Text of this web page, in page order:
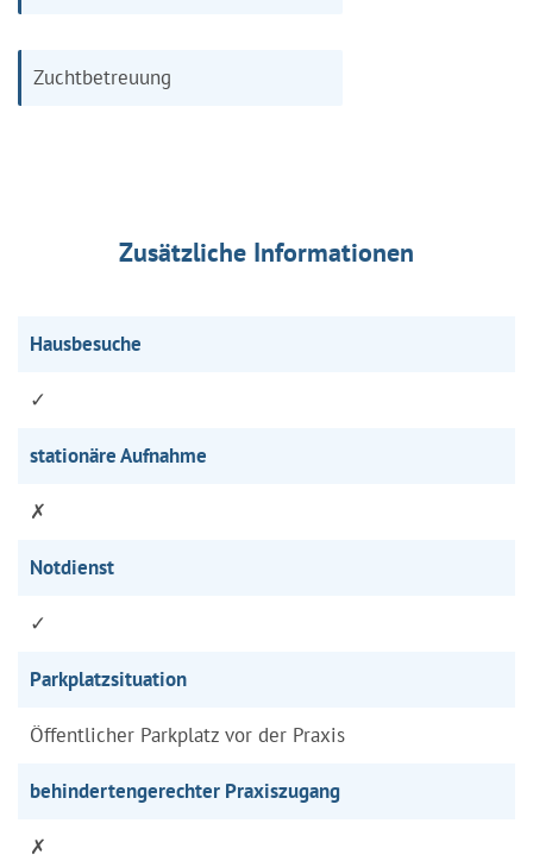
Zuchtbetreuung
Zusätzliche Informationen
Hausbesuche
✓
stationäre Aufnahme
✗
Notdienst
✓
Parkplatzsituation
Öffentlicher Parkplatz vor der Praxis
behindertengerechter Praxiszugang
✗